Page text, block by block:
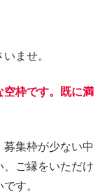
ませ。
枠です。既に満
集枠が少ない中
、ご縁をいただけ
す。